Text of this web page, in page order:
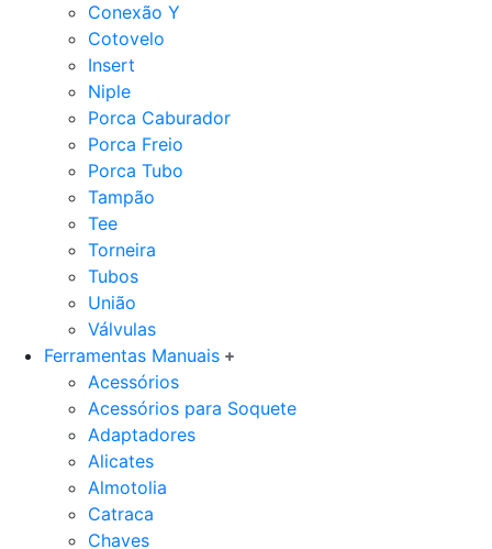
Conexão Y
Cotovelo
Insert
Niple
Porca Caburador
Porca Freio
Porca Tubo
Tampão
Tee
Torneira
Tubos
União
Válvulas
Ferramentas Manuais
Acessórios
Acessórios para Soquete
Adaptadores
Alicates
Almotolia
Catraca
Chaves